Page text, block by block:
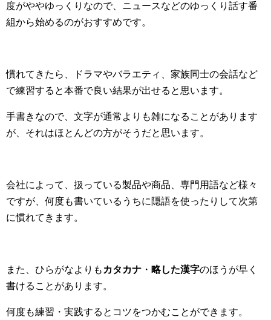
度がややゆっくりなので、ニュースなどのゆっくり話す番
組から始めるのがおすすめです。
慣れてきたら、ドラマやバラエティ、家族同士の会話など
で練習すると本番で良い結果が出せると思います。
手書きなので、文字が通常よりも雑になることがあります
が、それはほとんどの方がそうだと思います。
会社によって、扱っている製品や商品、専門用語など様々
ですが、何度も書いているうちに隠語を使ったりして次第
に慣れてきます。
また、ひらがなよりも カタカナ ・ 略した漢字のほうが早く
書けることがあります。
何度も練習・実践するとコツをつかむことができます。